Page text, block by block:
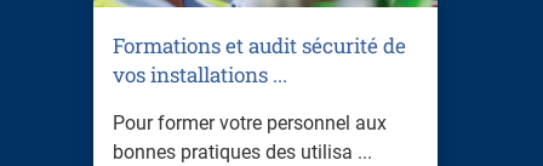
Formations et audit sécurité de
vos installations ...
Pour former votre personnel aux
bonnes pratiques des utilisa ...